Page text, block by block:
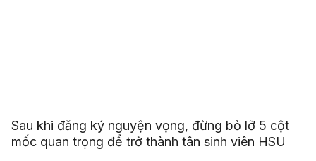
Sau khi đăng ký nguyện vọng, đừng bỏ lỡ 5 cột
mốc quan trọng để trở thành tân sinh viên HSU